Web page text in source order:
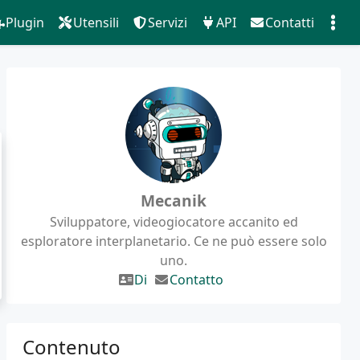
Plugin Utensili Servizi API Contatti
Mecanik
Sviluppatore, videogiocatore accanito ed
esploratore interplanetario. Ce ne può essere solo
uno.
Di
Contatto
Contenuto